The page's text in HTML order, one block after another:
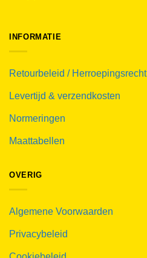
INFORMATIE
Retourbeleid / Herroepingsrecht
Levertijd & verzendkosten
Normeringen
Maattabellen
OVERIG
Algemene Voorwaarden
Privacybeleid